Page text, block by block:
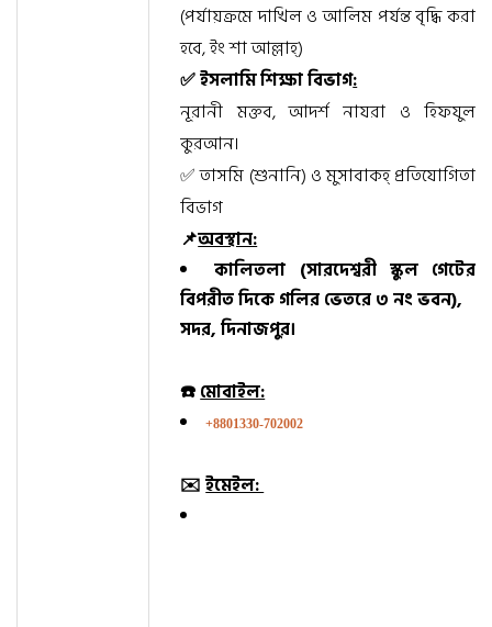
(পর্যায়ক্রমে দাখিল ও আলিম পর্যন্ত বৃদ্ধি করা
হবে, ইং শা আল্লাহ্‌)
✅ ইসলামি শিক্ষা বিভাগ:
নূরানী মক্তব, আদর্শ নাযরা ও হিফযুল
কুরআন।
✅ তাসমি (শুনানি) ও মুসাবাকহ্ প্রতিযোগিতা
বিভাগ
📌অবস্থান:
কালিতলা (সারদেশ্বরী স্কুল গেটের
বিপরীত দিকে গলির ভেতরে ৩ নং ভবন),
সদর, দিনাজপুর।
☎️মোবাইল:
+8801330-702002
✉️ইমেইল: